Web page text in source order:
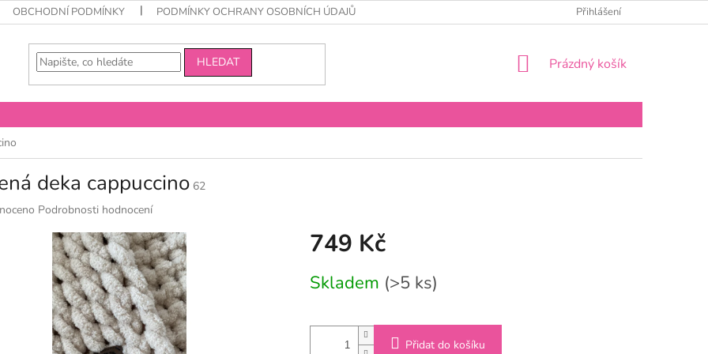
OBCHODNÍ PODMÍNKY PODMÍNKY OCHRANY OSOBNÍCH ÚDAJŮ Přihlášení
HLEDAT
NÁKUPNÍ
Prázdný košík
deka cappuccino 62
Podrobnosti hodnocení
749 Kč
cena:
Skladem (>5 ks)
Přidat do košíku